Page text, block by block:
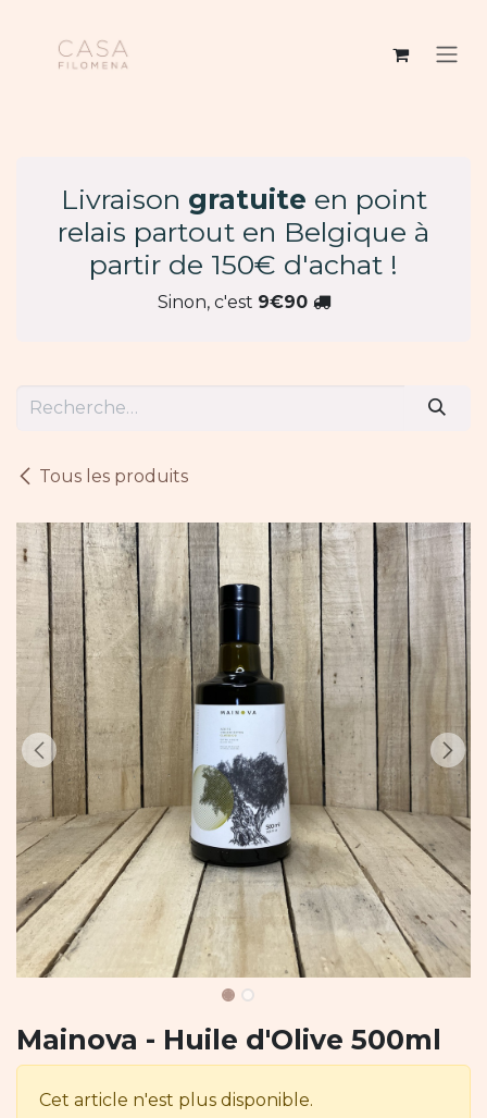
Livraison gratuite en point
relais partout en Belgique à
partir de 150€ d'achat !
Sinon, c'est 9€90
Tous les produits
Mainova - Huile d'Olive 500ml
Cet article n'est plus disponible.